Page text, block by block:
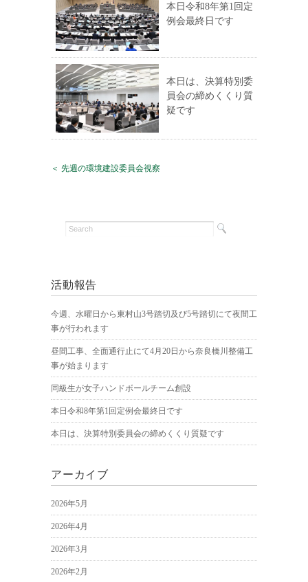
本日令和8年第1回定
例会最終日です
本日は、決算特別委
員会の締めくくり質
疑です
＜ 先週の環境建設委員会視察
活動報告
今週、水曜日から東村山3号踏切及び5号踏切にて夜間工
事が行われます
昼間工事、全面通行止にて4月20日から奈良橋川整備工
事が始まります
同級生が女子ハンドボールチーム創設
本日令和8年第1回定例会最終日です
本日は、決算特別委員会の締めくくり質疑です
アーカイブ
2026年5月
2026年4月
2026年3月
2026年2月